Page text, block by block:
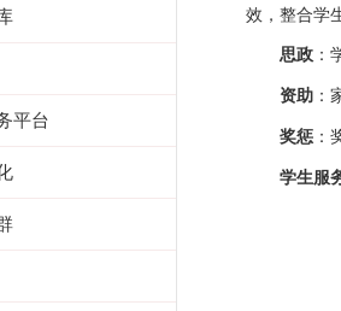
平台
效，整合学
思政 ：
资助 ：
奖惩 ：
学生服